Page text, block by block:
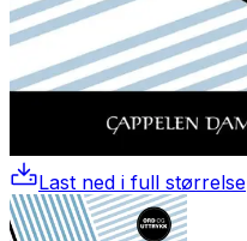
Last ned i full størrelse